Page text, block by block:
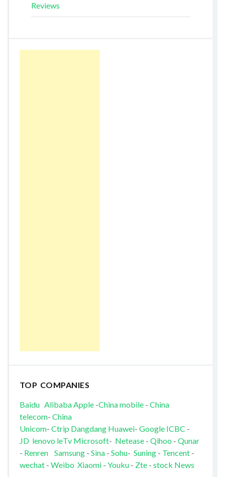
Reviews
TOP COMPANIES
Baidu AlibabaApple-China mobile- China
telecom- China
Unicom- Ctrip Dangdang Huawei- Google ICBC -
JD lenovo leTv Microsoft- Netease- Qihoo - Qunar
- Renren Samsung- Sina- Sohu- Suning- Tencent-
wechat - Weibo Xiaomi- Youku - Zte- stock News